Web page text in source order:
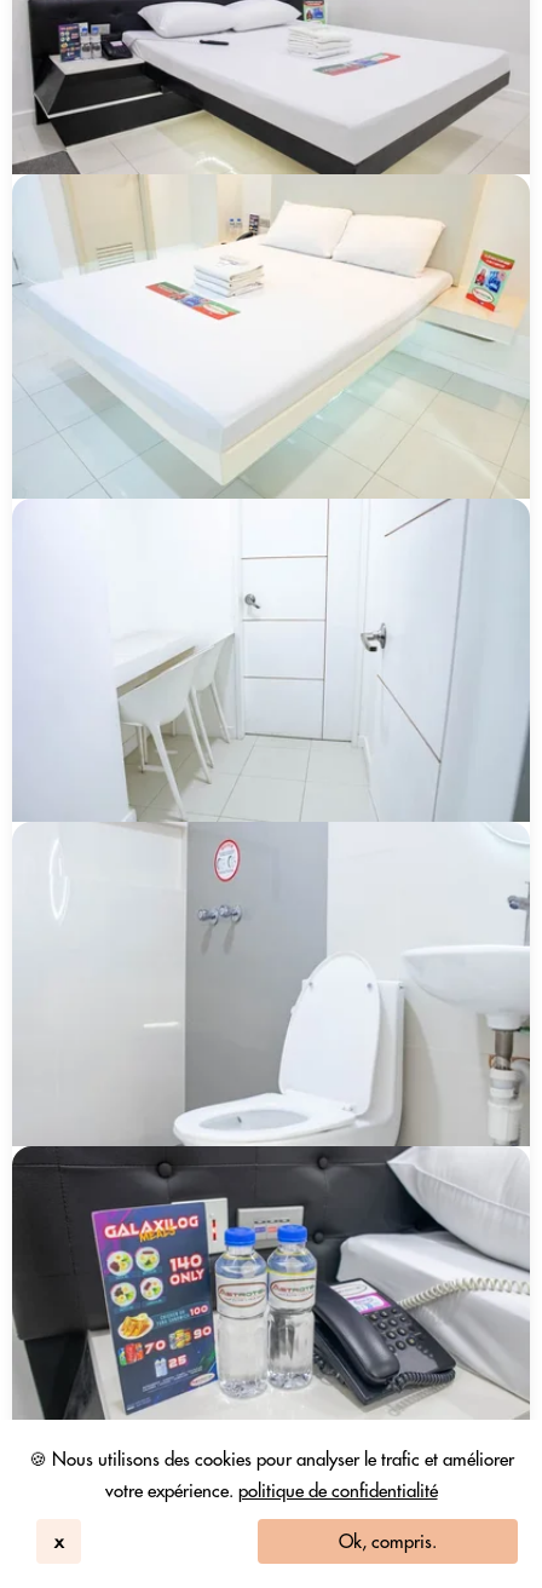
🍪 Nous utilisons des cookies pour analyser le trafic et améliorer
votre expérience. politique de confidentialité
x Ok, compris.